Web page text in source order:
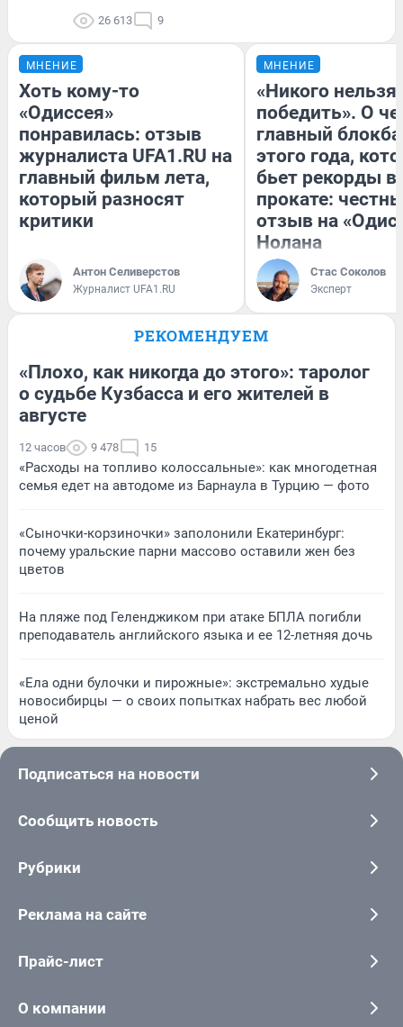
26 613 9
МНЕНИЕ
Хоть кому-то
«Одиссея»
понравилась: отзыв
журналиста UFA1.RU на
главный фильм лета,
который разносят
критики
Антон Селиверстов
Журналист UFA1.RU
МНЕНИЕ
«Никого нельзя
победить». О
главный
этого года,
бьет рекорды в
прокате:
отзыв на
Нолана
Стас Соколов
Эксперт
РЕКОМЕНДУЕМ
«Плохо, как никогда до этого»: таролог
о судьбе Кузбасса и его жителей в
августе
12 часов 9 478 15
«Расходы на топливо колоссальные»: как многодетная
семья едет на автодоме из Барнаула в Турцию — фото
«Сыночки-корзиночки» заполонили Екатеринбург:
почему уральские парни массово оставили жен без
цветов
На пляже под Геленджиком при атаке БПЛА погибли
преподаватель английского языка и ее 12-летняя дочь
«Ела одни булочки и пирожные»: экстремально худые
новосибирцы — о своих попытках набрать вес любой
ценой
Подписаться на новости
Сообщить новость
Рубрики
Реклама на сайте
Прайс-лист
О компании